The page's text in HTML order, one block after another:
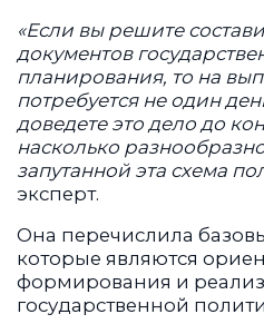
«Если вы решите
документов
планирования, то на
потребуется не один
доведете это дело до
насколько
запутанной эта схема
эксперт.
Она перечислила
которые являются
формирования и
государственной